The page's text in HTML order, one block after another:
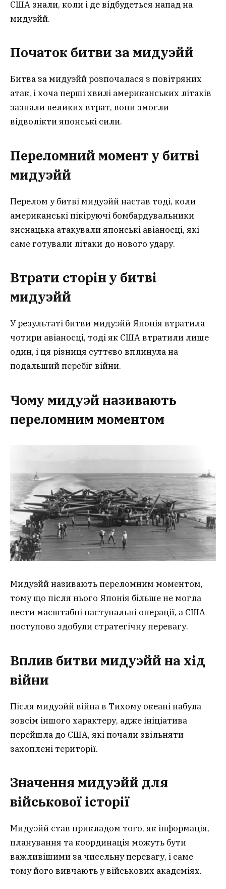
США знали, коли і де відбудеться напад на
мидуэйй.
Початок битви за мидуэйй
Битва за мидуэйй розпочалася з повітряних
атак, і хоча перші хвилі американських літаків
зазнали великих втрат, вони змогли
відволікти японські сили.
Переломний момент у битві
мидуэйй
Перелом у битві мидуэйй настав тоді, коли
американські пікіруючі бомбардувальники
зненацька атакували японські авіаносці, які
саме готували літаки до нового удару.
Втрати сторін у битві
мидуэйй
У результаті битви мидуэйй Японія втратила
чотири авіаносці, тоді як США втратили лише
один, і ця різниця суттєво вплинула на
подальший перебіг війни.
Чому мидуэй називають
переломним моментом
Мидуэйй називають переломним моментом,
тому що після нього Японія більше не могла
вести масштабні наступальні операції, а США
поступово здобули стратегічну перевагу.
Вплив битви мидуэйй на хід
війни
Після мидуэйй війна в Тихому океані набула
зовсім іншого характеру, адже ініціатива
перейшла до США, які почали звільняти
захоплені території.
Значення мидуэйй для
військової історії
Мидуэйй став прикладом того, як інформація,
планування та координація можуть бути
важливішими за чисельну перевагу, і саме
тому його вивчають у військових академіях.